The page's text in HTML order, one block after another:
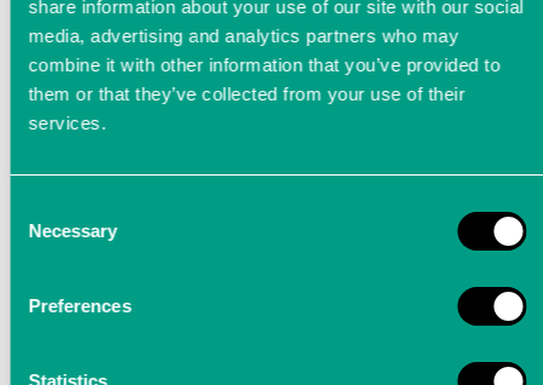
share information about your use of our site with our social
media, advertising and analytics partners who may
combine it with other information that you’ve provided to
them or that they’ve collected from your use of their
services.
Selection
Necessary
Preferences
Statistics
Stufenschalter im Härtetest
Reinhausen werden Stufenschalter einer Reihe
von Härtetests unterzogen, damit sie auch in
Extremsituationen funktionsfähig bleiben.